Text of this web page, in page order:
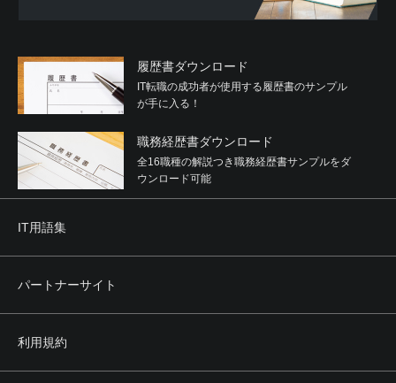
履歴書ダウンロード
IT転職の成功者が使用する履歴書のサンプル
が手に入る！
職務経歴書ダウンロード
全16職種の解説つき職務経歴書サンプルをダ
ウンロード可能
IT用語集
パートナーサイト
利用規約